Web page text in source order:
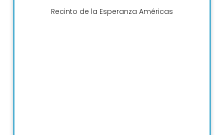
Recinto de la Esperanza Américas